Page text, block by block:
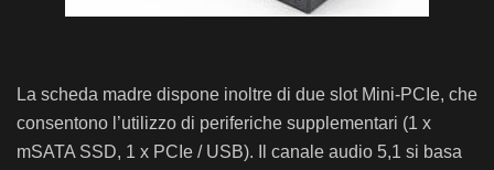
La scheda madre dispone inoltre di due slot Mini-PCIe, che
consentono l’utilizzo di periferiche supplementari (1 x
mSATA SSD, 1 x PCIe / USB). Il canale audio 5,1 si basa